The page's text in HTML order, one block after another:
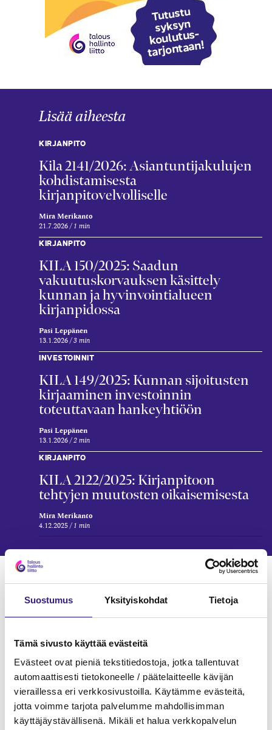
Suostumus Yksityiskohdat Tietoja
Tämä sivusto käyttää evästeitä
Evästeet ovat pieniä tekstitiedostoja, jotka tallentuvat
automaattisesti tietokoneelle / päätelaitteelle kävijän
vieraillessa eri verkkosivustoilla. Käytämme evästeitä,
jotta voimme tarjota palvelumme mahdollisimman
käyttäjäystävällisenä. Mikäli et halua verkkopalvelun
Lisää aiheesta
KIRJANPITO
Kila 2141/2026: Asiantuntijakulujen
kohdistamisesta
kirjanpitovelvolliselle
Mira Merikanto
21.7.2026 1 min
KIRJANPITO
KILA 150/2025: Saadun
vakuutuskorvauksen käsittely
kunnan ja hyvinvointialueen
kirjanpidossa
Pasi Leppänen
13.1.2026 3 min
INVESTOINNIT
KILA 149/2025: Kunnan sijoitusten
kirjaaminen investoinnin
toteuttavaan hankeyhtiöön
Pasi Leppänen
13.1.2026 2 min
KIRJANPITO
KILA 2122/2025: Kirjanpitoon
tehtyjen muutosten oikaisemisesta
Mira Merikanto
4.12.2025 1 min
Verkkokoulutukset
KIRJANPITO